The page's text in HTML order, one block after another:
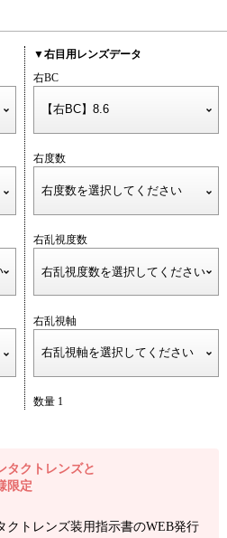
▼右目用レンズデータ
右BC
右度数
右乱視度数
右乱視軸
数量 1
タクトレンズと
限定
クトレンズ装用指示書のWEB発行